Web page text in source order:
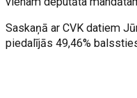
Saskaņā ar CVK datiem
piedalījās 49,46%